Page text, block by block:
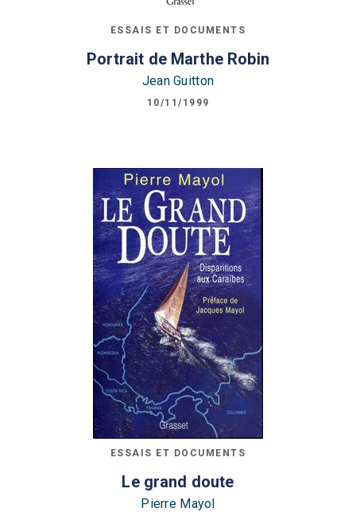
ESSAIS ET DOCUMENTS
Portrait de Marthe Robin
Jean Guitton
10/11/1999
ESSAIS ET DOCUMENTS
Le grand doute
Pierre Mayol